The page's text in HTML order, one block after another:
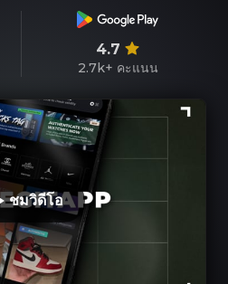
4.7
2.7k+ คะแนน
ชมวิดีโอ